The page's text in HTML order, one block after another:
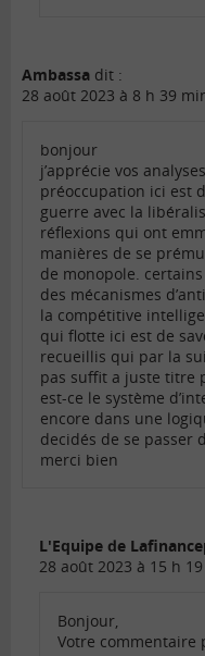
Ambassa dit :
28 août 2023 à 8 h 39
bonjour
j’apprécie vos
préoccupation ici est
guerre avec la
réflexions qui ont
manières de se
de monopole.
des mécanismes
la compétitive
qui flotte ici est de
recueillis qui par la
pas suffit a juste titre
est-ce le système
encore dans une
decidés de se passer
merci bien
L'Equipe de
28 août 2023 à 15 h
Bonjour,
Votre commentaire